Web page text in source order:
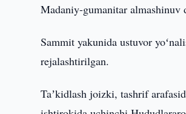
Madaniy-gumanitar almashinuv
Sammit yakunida ustuvor
rejalashtirilgan.
Taʼkidlash joizki, tashrif